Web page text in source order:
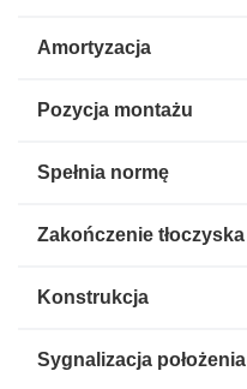
Amortyzacja
Pozycja montażu
Spełnia normę
Zakończenie tłoczyska
Konstrukcja
Sygnalizacja położenia